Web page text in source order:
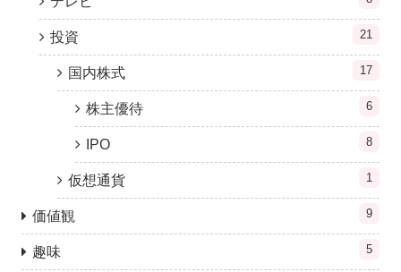
投資 21
国内株式 17
株主優待 6
IPO 8
仮想通貨 1
価値観 9
趣味 5